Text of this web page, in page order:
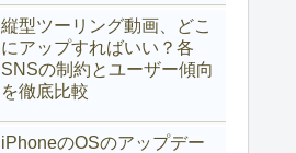
縦型ツーリング動画、どこ
にアップすればいい？各
SNSの制約とユーザー傾向
を徹底比較
iPhoneのOSのアップデー